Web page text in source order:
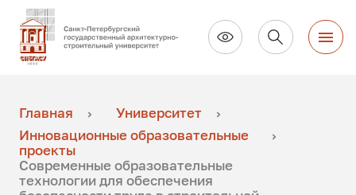
Главная
Университет
Инновационные образовательные
проекты
Современные образовательные
технологии для обеспечения